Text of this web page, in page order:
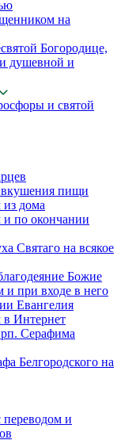
на
Богородице,
душевной и
и святой
пищи
дома
по окончании
Святаго на всякое
Божие
при входе в него
Евангелия
Интернет
Серафима
Белгородского на
и